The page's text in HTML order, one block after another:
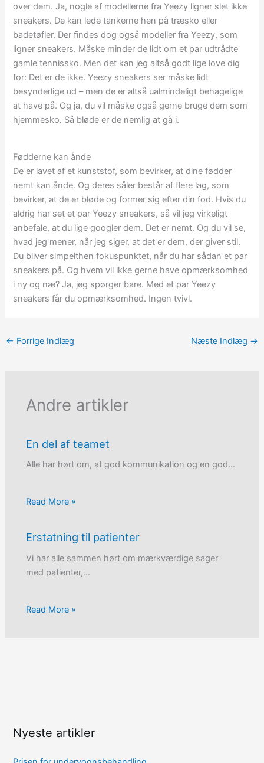
over dem. Ja, nogle af modellerne fra Yeezy ligner slet ikke
sneakers. De kan lede tankerne hen på træsko eller
badetøfler. Der findes dog også modeller fra Yeezy, som
ligner sneakers. Måske minder de lidt om et par udtrådte
gamle tennissko. Men det kan jeg altså godt lige love dig
for: Det er de ikke. Yeezy sneakers ser måske lidt
besynderlige ud – men de er altså ualmindeligt behagelige
at have på. Og ja, du vil måske også gerne bruge dem som
hjemmesko. Så bløde er de nemlig at gå i.
Fødderne kan ånde
De er lavet af et kunststof, som bevirker, at dine fødder
nemt kan ånde. Og deres såler består af flere lag, som
bevirker, at de er bløde og former sig efter din fod. Hvis du
aldrig har set et par Yeezy sneakers, så vil jeg virkeligt
anbefale, at du lige googler dem. Det er nemt. Og du vil se,
hvad jeg mener, når jeg siger, at det er dem, der giver stil.
Du bliver simpelthen fokuspunktet, når du har sådan et par
sneakers på. Og hvem vil ikke gerne have opmærksomhed
i ny og næ? Ja, jeg spørger bare. Med et par Yeezy
sneakers får du opmærksomhed. Ingen tvivl.
← Forrige Indlæg Næste Indlæg →
Andre artikler
En del af teamet
Alle har hørt om, at god kommunikation og en god…
Read More »
Erstatning til patienter
Vi har alle sammen hørt om mærkværdige sager
med patienter,…
Read More »
Nyeste artikler